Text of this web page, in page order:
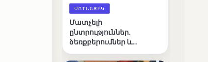
ՄՈՒՆԵՏԻԿ
Մատչելի
ընտրություններ.
ձեռքբերումներ և
բացթողումներ